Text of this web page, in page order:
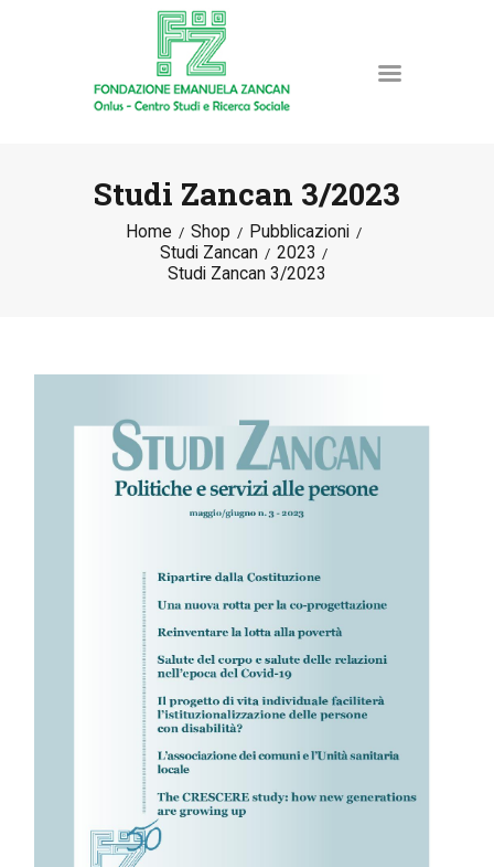
Studi Zancan 3/2023
Home Shop
Pubblicazioni
Studi Zancan
2023
Studi Zancan 3/2023
HOME
LA FONDAZIONE
RISORSE
DONA ORA
CONTATTI
IL MIO ACCOUNT